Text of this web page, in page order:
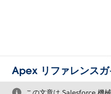
Apex リファレンスガ